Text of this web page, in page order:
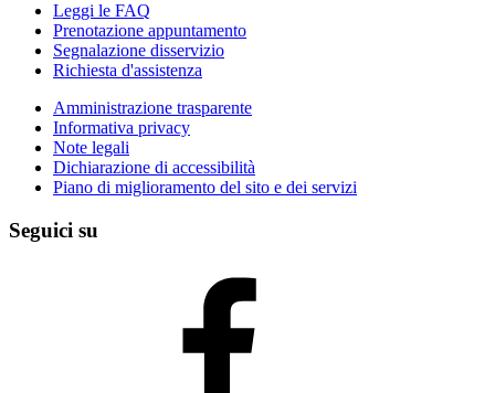
Leggi le FAQ
Prenotazione appuntamento
Segnalazione disservizio
Richiesta d'assistenza
Amministrazione trasparente
Informativa privacy
Note legali
Dichiarazione di accessibilità
Piano di miglioramento del sito e dei servizi
Seguici su